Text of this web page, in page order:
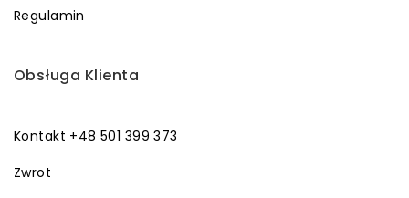
Regulamin
Obsługa Klienta
Kontakt +48 501 399 373
Zwrot